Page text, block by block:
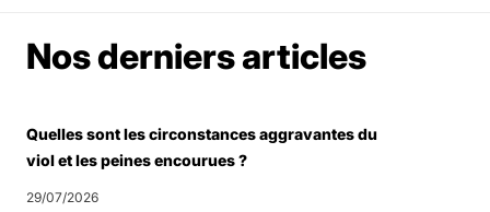
Nos derniers articles
Quelles sont les circonstances aggravantes du
viol et les peines encourues ?
29/07/2026